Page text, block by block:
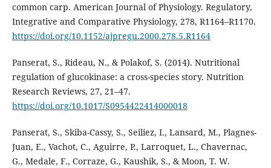
common carp. American Journal of Physiology. Regulatory,
Integrative and Comparative Physiology, 278, R1164–R1170.
https://doi.org/10.1152/ajpregu.2000.278.5.R1164
Panserat, S., Rideau, N., & Polakof, S. (2014). Nutritional
regulation of glucokinase: a cross-species story. Nutrition
Research Reviews, 27, 21–47.
https://doi.org/10.1017/S0954422414000018
Panserat, S., Skiba-Cassy, S., Seiliez, I., Lansard, M., Plagnes-
Juan, E., Vachot, C., Aguirre, P., Larroquet, L., Chavernac,
G., Medale, F., Corraze, G., Kaushik, S., & Moon, T. W.